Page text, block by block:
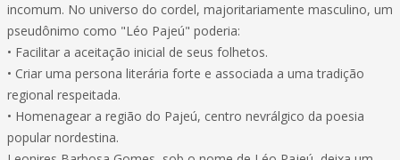
incomum. No universo do cordel, majoritariamente masculino, um
pseudônimo como "Léo Pajeú" poderia:
• Facilitar a aceitação inicial de seus folhetos.
• Criar uma persona literária forte e associada a uma tradição
regional respeitada.
• Homenagear a região do Pajeú, centro nevrálgico da poesia
popular nordestina.